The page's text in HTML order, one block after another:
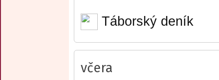
Táborský deník
včera